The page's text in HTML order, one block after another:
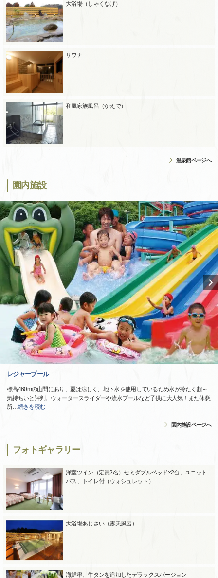
大浴場（しゃくなげ）
サウナ
和風家族風呂（かえで）
温泉館ページへ
園内施設
レジャープール
標高460mの山間にあり、夏は涼しく、地下水を使用しているため水が冷たく超～
気持ちいと評判。ウォータースライダーや流水プールなど子供に大人気！また休憩
所…続きを読む
園内施設ページへ
フォトギャラリー
洋室ツイン（定員2名）セミダブルベッド×2台、ユニット
バス、トイレ付（ウォシュレット）
大浴場あじさい（露天風呂）
海鮮串、牛タンを追加したデラックスバージョン